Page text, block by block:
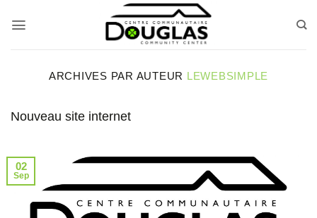
ARCHIVES PAR AUTEUR LEWEBSIMPLE
Nouveau site internet
02
Sep